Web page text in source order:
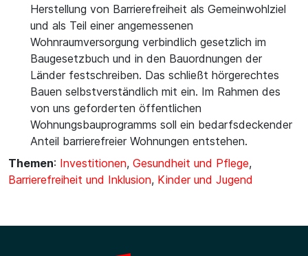
Herstellung von Barrierefreiheit als Gemeinwohlziel
und als Teil einer angemessenen
Wohnraumversorgung verbindlich gesetzlich im
Baugesetzbuch und in den Bauordnungen der
Länder festschreiben. Das schließt hörgerechtes
Bauen selbstverständlich mit ein. Im Rahmen des
von uns geforderten öffentlichen
Wohnungsbauprogramms soll ein bedarfsdeckender
Anteil barrierefreier Wohnungen entstehen.
Themen: Investitionen, Gesundheit und Pflege,
Barrierefreiheit und Inklusion, Kinder und Jugend